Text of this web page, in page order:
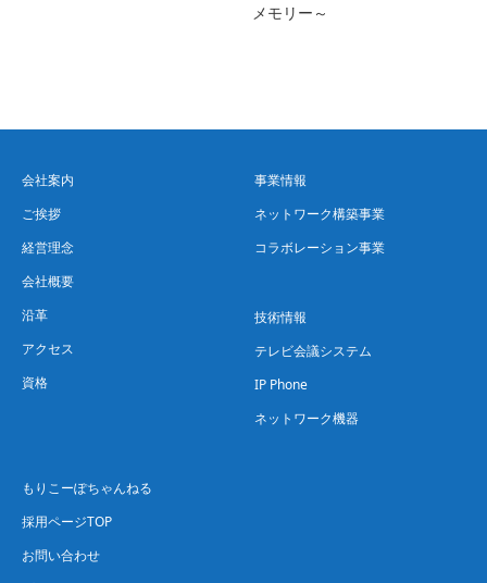
メモリー～
会社案内
ご挨拶
経営理念
会社概要
沿革
アクセス
資格
事業情報
ネットワーク構築事業
コラボレーション事業
技術情報
テレビ会議システム
IP Phone
ネットワーク機器
もりこーぽちゃんねる
採用ページTOP
お問い合わせ